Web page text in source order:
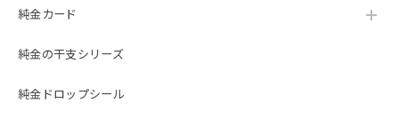
純金カード
純金の干支シリーズ
純金ドロップシール